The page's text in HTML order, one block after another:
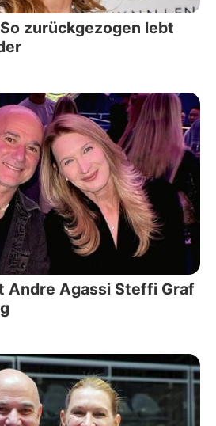
zurückgezogen lebt
Andre Agassi Steffi Graf